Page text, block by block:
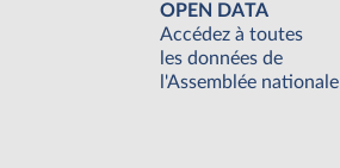
OPEN DATA
Accédez à toutes
les données de
l'Assemblée nationale